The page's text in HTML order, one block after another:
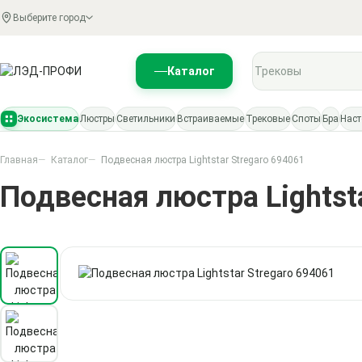
Выберите город
Каталог
Поиск по каталогу
ЭкосистемаЛюстры Светильники Встраиваемые Трековые Споты Бра
Главная Каталог Подвесная люстра Lightstar Stregaro 694061
Подвесная люстра